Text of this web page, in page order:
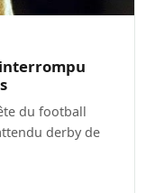
du football
derby de